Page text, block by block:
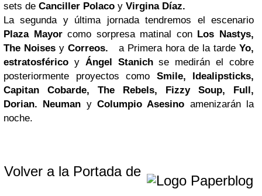
sets de Canciller Polaco y Virgina Díaz.
La segunda y última jornada tendremos el escenario
Plaza Mayorcomo sorpresa matinal con Los Nastys,
The Noises y Correos. a Primera hora de la tarde Yo,
estratosférico y Ángel Stanichse medirán el cobre
posteriormente proyectos como Smile, Idealipsticks,
Capitan Cobarde, The Rebels, Fizzy Soup, Full,
Dorian. Neuman yColumpio Asesino amenizarán la
noche.
Volver a la Portada de